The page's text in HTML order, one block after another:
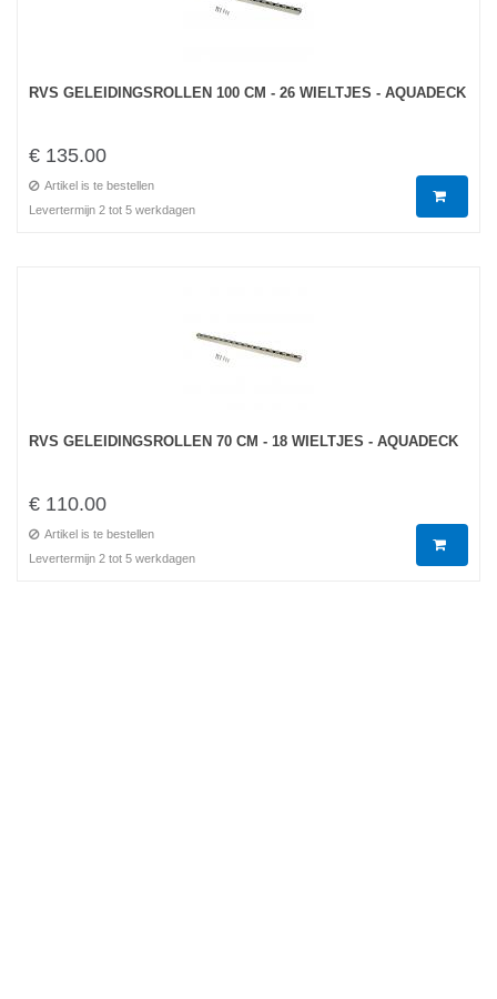
RVS GELEIDINGSROLLEN 100 CM - 26 WIELTJES - AQUADECK
€ 135.00
Artikel is te bestellen
Levertermijn 2 tot 5 werkdagen
RVS GELEIDINGSROLLEN 70 CM - 18 WIELTJES - AQUADECK
€ 110.00
Artikel is te bestellen
Levertermijn 2 tot 5 werkdagen